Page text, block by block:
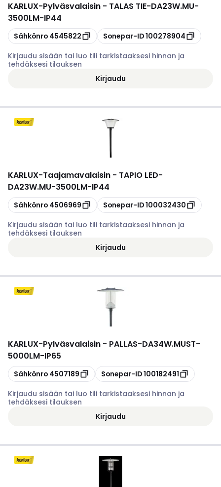
KARLUX-Pylväsvalaisin - TALAS TIE-DA23W.MU-
3500LM-IP44
Kopioi
Sähkönro 4545822 Kopioi
Sonepar-ID100278904
Kirjaudu sisään tai luo tili tarkistaaksesi hinnan ja
tehdäksesi tilauksen
Kirjaudu
KARLUX-Taajamavalaisin - TAPIO LED-
DA23W.MU-3500LM-IP44
Kopioi
Sähkönro 4506969 Kopioi
Sonepar-ID100032430
Kirjaudu sisään tai luo tili tarkistaaksesi hinnan ja
tehdäksesi tilauksen
Kirjaudu
KARLUX-Pylväsvalaisin - PALLAS-DA34W.MUST-
5000LM-IP65
Kopioi
Sähkönro 4507189 Kopioi
Sonepar-ID100182491
Kirjaudu sisään tai luo tili tarkistaaksesi hinnan ja
tehdäksesi tilauksen
Kirjaudu